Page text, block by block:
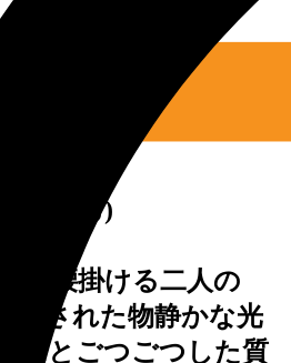
』
としお)
に腰掛ける二人の
現された物静かな光
ムとごつごつした質